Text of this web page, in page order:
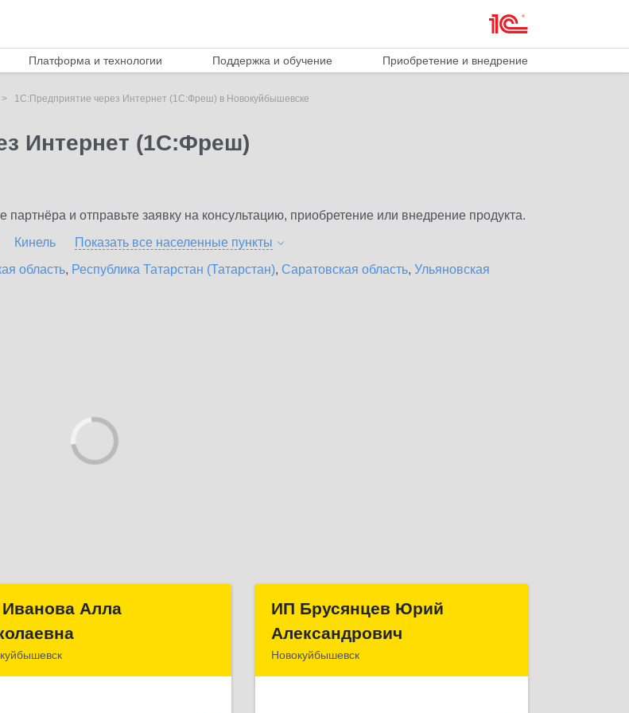
Платформа и технологии Поддержка и обучение Приобретение и внедрение
1С:Предприятие через Интернет (1С:Фреш) в Новокуйбышевске
Интернет (1С:Фреш)
и отправьте заявку на консультацию, приобретение или внедрение продукта.
Кинель Показать все населенные пункты
область, Республика Татарстан (Татарстан), Саратовская область, Ульяновская
Алла
ИП Иванова Алла
ИП Брусянцев Юрий
Александрович
Новокуйбышевск
ИП Брусянцев Юрий
Александрович